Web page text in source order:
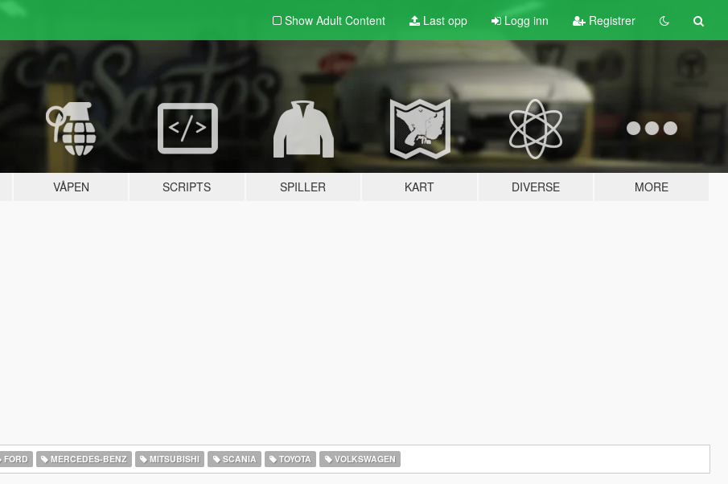
Show Adult Content Last opp Logg inn Registrer
VÅPEN SCRIPTS SPILLER KART DIVERSE MORE
FORD MERCEDES-BENZ MITSUBISHI SCANIA TOYOTA VOLKSWAGEN